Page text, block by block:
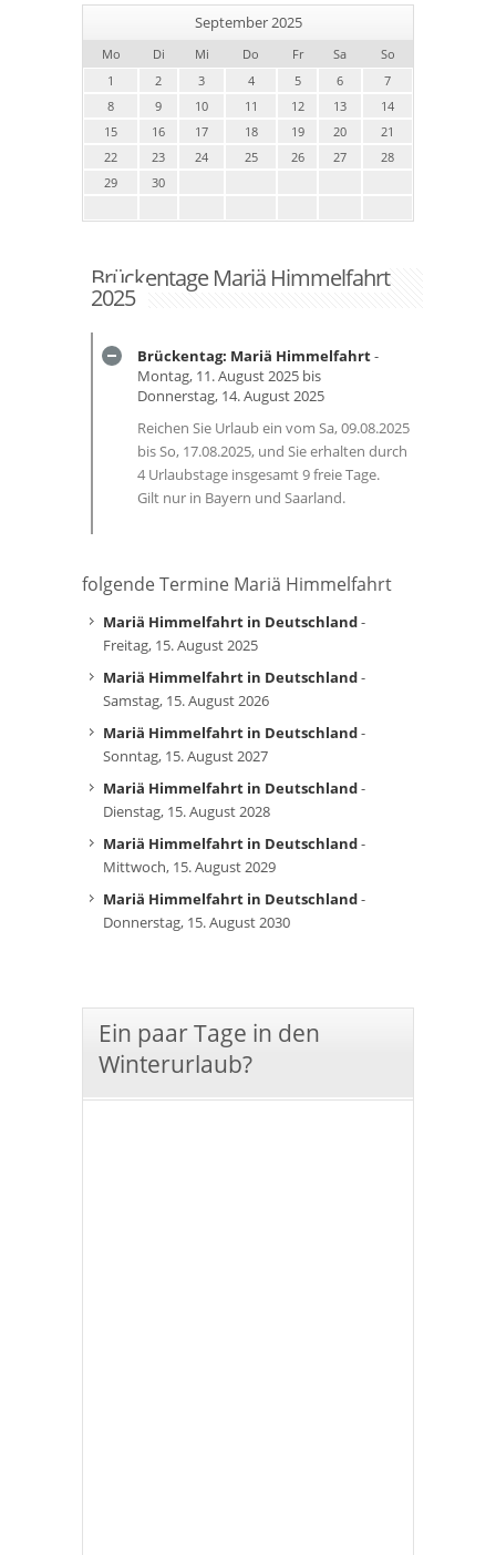
September 2025
Mo Di Mi Do Fr Sa
So
1
2 3 4 5 6
7
8
9 10 11 12 13
14
15
16 17 18 19 20
21
22
23 24 25 26 27
28
29
30
Brückentage Mariä Himmelfahrt
2025
Brückentag: Mariä Himmelfahrt-
Montag, 11. August 2025 bis
Donnerstag, 14. August 2025
Reichen Sie Urlaub ein vom Sa, 09.08.2025
bis So, 17.08.2025, und Sie erhalten durch
4 Urlaubstage insgesamt 9 freie Tage.
Gilt nur in Bayern und Saarland.
folgende Termine Mariä Himmelfahrt
Mariä Himmelfahrt in Deutschland-
Freitag, 15. August 2025
Mariä Himmelfahrt in Deutschland-
Samstag, 15. August 2026
Mariä Himmelfahrt in Deutschland-
Sonntag, 15. August 2027
Mariä Himmelfahrt in Deutschland-
Dienstag, 15. August 2028
Mariä Himmelfahrt in Deutschland-
Mittwoch, 15. August 2029
Mariä Himmelfahrt in Deutschland-
Donnerstag, 15. August 2030
Ein paar Tage in den
Winterurlaub?